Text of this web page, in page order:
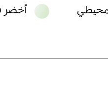
محيطي أخضر